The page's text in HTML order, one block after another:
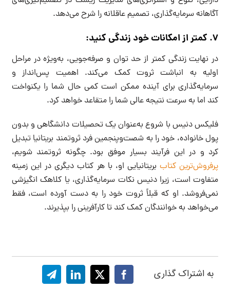
آگاهانه سرمایه‌گذاری، تصمیم عاقلانه را شرح می‌دهد.
۷. کمتر از امکانات خود زندگی کنید:
در نهایت زندگی کمتر از حد توان و صرفه‌جویی، به‌ویژه در مراحل
اولیه به انباشت ثروت کمک می‌کند. اهمیت پس‌انداز و
سرمایه‌گذاری برای آینده ممکن است کمی حال شما را یکنواخت
کند اما به سرعت نتیجه عالی شما را متقاعد خواهد کرد.
فلیکس دنیس با شروع به‌عنوان یک تحصیلات دانشگاهی و بدون
پول خانواده، خود را به شصت‌وپنجمین فرد ثروتمند بریتانیا تبدیل
کرد و در این فرآیند بسیار موفق بود. چگونه ثروتمند شویم،
پرفروش‌ترین کتاببریتانیایی او، با هر کتاب دیگری در این زمینه
متفاوت است، زیرا دنیس نکات سرمایه‌گذاری، یا کلاهک انگیزشی
نمی‌فروشد. او که قبلاً ثروت خود را به دست آورده است، فقط
می‌خواهد به خوانندگان کمک کند تا کارآفرینی را بپذیرند.
به اشتراک گذاری